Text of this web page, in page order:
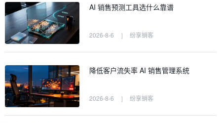
AI 销售预测工具选什么靠谱
2026-8-6 | 纷享销客
降低客户流失率 AI 销售管理系统
2026-8-6 | 纷享销客